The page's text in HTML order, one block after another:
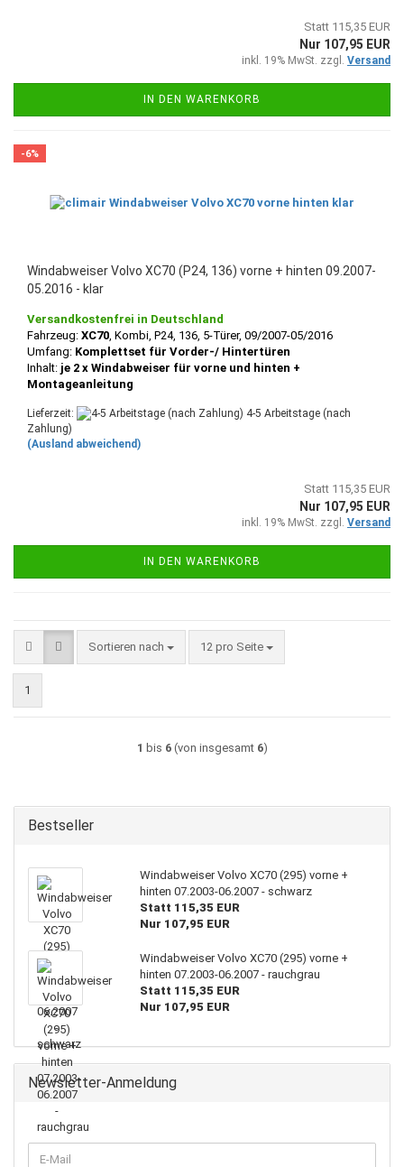
Statt 115,35 EUR
Nur 107,95 EUR
inkl. 19% MwSt. zzgl. Versand
IN DEN WARENKORB
-6%
Windabweiser Volvo XC70 (P24, 136) vorne + hinten 09.2007-
05.2016 - klar
Versandkostenfrei in Deutschland
Fahrzeug: XC70 , Kombi, P24, 136, 5-Türer, 09/2007-05/2016
Umfang: Komplettset für Vorder-/ Hintertüren
Inhalt: je 2 x Windabweiser für vorne und hinten +
Montageanleitung
Lieferzeit:
4-5 Arbeitstage (nach
Zahlung)
(Ausland abweichend)
Statt 115,35 EUR
Nur 107,95 EUR
inkl. 19% MwSt. zzgl. Versand
IN DEN WARENKORB
Sortieren nach
Sortieren nach 12 pro Seite
pro Seite
1
1 bis 6(von insgesamt 6)
Bestseller
Windabweiser Volvo XC70 (295) vorne +
hinten 07.2003-06.2007 - schwarz
Statt 115,35 EUR
Nur 107,95 EUR
Windabweiser Volvo XC70 (295) vorne +
hinten 07.2003-06.2007 - rauchgrau
Statt 115,35 EUR
Nur 107,95 EUR
Newsletter-Anmeldung
E-